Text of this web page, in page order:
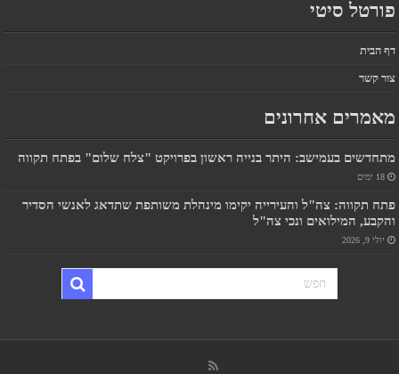
פורטל סיטי
דף הבית
צור קשר
מאמרים אחרונים
מתחדשים בעמישב: היתר בנייה ראשון בפרויקט "צלח שלום" בפתח תקווה
18 ימים
פתח תקווה: צה"ל והעירייה יקימו מינהלת משותפת שתדאג לאנשי הסדיר
והקבע, המילואים ונכי צה"ל
יולי 9, 2026